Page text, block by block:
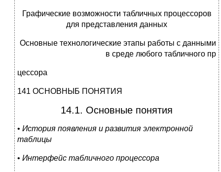
Графические возможности табличных процессоров
для представления данных
Основные технологические этапы работы с данными
в среде любого табличного пр
цессора
141 ОСНОВНЫБ ПОНЯТИЯ
14.1. Основные понятия
• История появления и развития электронной
таблицы
• Интерфейс табличного процессора